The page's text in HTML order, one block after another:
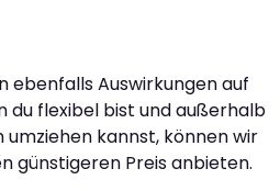
ebenfalls Auswirkungen auf
du flexibel bist und außerhalb
kannst, können wir
günstigeren Preis anbieten.